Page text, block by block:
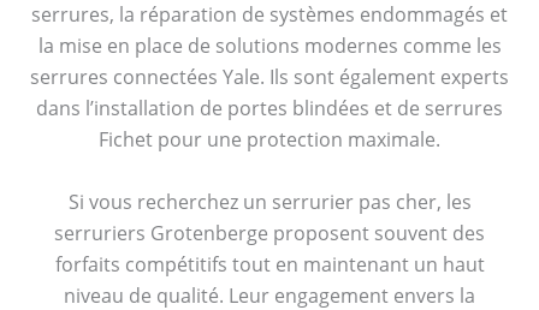
serrures, la réparation de systèmes endommagés et
la mise en place de solutions modernes comme les
serrures connectées Yale. Ils sont également experts
dans l’installation de portes blindées et de serrures
Fichet pour une protection maximale.
Si vous recherchez un serrurier pas cher, les
serruriers Grotenberge proposent souvent des
forfaits compétitifs tout en maintenant un haut
niveau de qualité. Leur engagement envers la